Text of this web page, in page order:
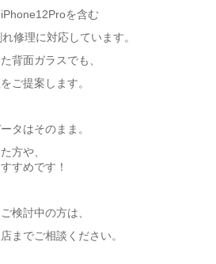
を含む
修理に対応しています。
背面ガラスでも、
ご提案します。
タはそのまま。
方や、
すめです！
検討中の方は、
までご相談ください。